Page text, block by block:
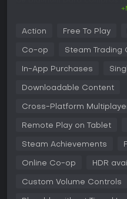
Sentient e com o estilo
quem quer expandir o
Jogabilidade
No cerne de Warframe está
sobrenatural e habilidades
turbinados por mecânicas
wall run e slide pelos
primárias, secundárias e
exaustão para melhorar
para craftar equipamentos
Sistemas como
Action Free To Play
Co-op Steam Trading
In-App Purchases
Downloadable Content
Cross-Platform
Remote Play on Tablet
Steam Achievements
Online Co-op HDR
Custom Volume Controls